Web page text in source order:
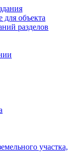
для объекта
разделов
участка,